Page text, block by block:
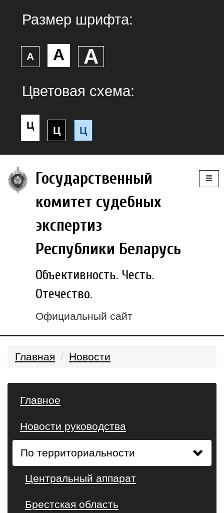
Размер шрифта:
А А А
Цветовая схема:
Ц Ц Ц
Государственный
комитет судебных
экспертиз
Республики Беларусь
Объективность. Честь.
Отечество.
Официальный сайт
Главная Новости
Главное
Новости руководства
По территориальности
Центральный аппарат
Брестская область